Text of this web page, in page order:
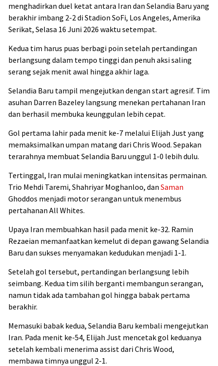
menghadirkan duel ketat antara Iran dan Selandia Baru yang
berakhir imbang 2-2 di Stadion SoFi, Los Angeles, Amerika
Serikat, Selasa 16 Juni 2026 waktu setempat.
Kedua tim harus puas berbagi poin setelah pertandingan
berlangsung dalam tempo tinggi dan penuh aksi saling
serang sejak menit awal hingga akhir laga.
Selandia Baru tampil mengejutkan dengan start agresif. Tim
asuhan Darren Bazeley langsung menekan pertahanan Iran
dan berhasil membuka keunggulan lebih cepat.
Gol pertama lahir pada menit ke-7 melalui Elijah Just yang
memaksimalkan umpan matang dari Chris Wood. Sepakan
terarahnya membuat Selandia Baru unggul 1-0 lebih dulu.
Tertinggal, Iran mulai meningkatkan intensitas permainan.
Trio Mehdi Taremi, Shahriyar Moghanloo, dan Saman
Ghoddos menjadi motor serangan untuk menembus
pertahanan All Whites.
Upaya Iran membuahkan hasil pada menit ke-32. Ramin
Rezaeian memanfaatkan kemelut di depan gawang Selandia
Baru dan sukses menyamakan kedudukan menjadi 1-1.
Setelah gol tersebut, pertandingan berlangsung lebih
seimbang. Kedua tim silih berganti membangun serangan,
namun tidak ada tambahan gol hingga babak pertama
berakhir.
Memasuki babak kedua, Selandia Baru kembali mengejutkan
Iran. Pada menit ke-54, Elijah Just mencetak gol keduanya
setelah kembali menerima assist dari Chris Wood,
membawa timnya unggul 2-1.